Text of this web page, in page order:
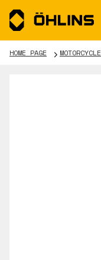
HOME PAGE MOTORCYCLE